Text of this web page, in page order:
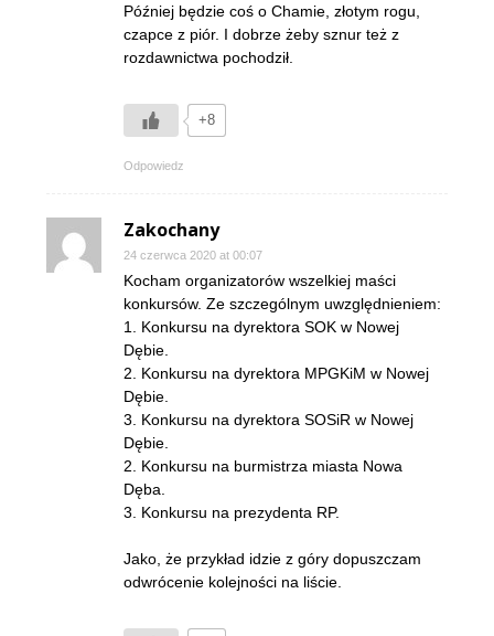
Później będzie coś o Chamie, złotym rogu,
czapce z piór. I dobrze żeby sznur też z
rozdawnictwa pochodził.
+8
Odpowiedz
Zakochany
24 czerwca 2020 at 00:07
Kocham organizatorów wszelkiej maści
konkursów. Ze szczególnym uwzględnieniem:
1. Konkursu na dyrektora SOK w Nowej
Dębie.
2. Konkursu na dyrektora MPGKiM w Nowej
Dębie.
3. Konkursu na dyrektora SOSiR w Nowej
Dębie.
2. Konkursu na burmistrza miasta Nowa
Dęba.
3. Konkursu na prezydenta RP.
Jako, że przykład idzie z góry dopuszczam
odwrócenie kolejności na liście.